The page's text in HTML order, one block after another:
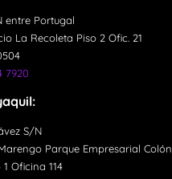
entre Portugal
La Recoleta Piso 2 Ofic. 21
7920
S/N
Parque Empresarial Colón
Oficina 114